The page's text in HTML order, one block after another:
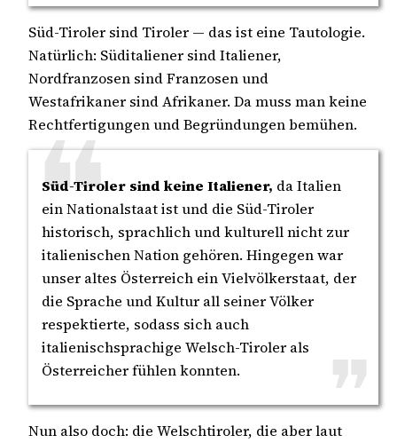
Süd-Tiroler sind Tiroler — das ist eine Tautologie.
Natürlich: Süditaliener sind Italiener,
Nordfranzosen sind Franzosen und
Westafrikaner sind Afrikaner. Da muss man keine
Rechtfertigungen und Begründungen bemühen.
Süd-Tiroler sind keine Italiener, da Italien
ein Nationalstaat ist und die Süd-Tiroler
historisch, sprachlich und kulturell nicht zur
italienischen Nation gehören. Hingegen war
unser altes Österreich ein Vielvölkerstaat, der
die Sprache und Kultur all seiner Völker
respektierte, sodass sich auch
italienischsprachige Welsch-Tiroler als
Österreicher fühlen konnten.
Nun also doch: die Welschtiroler, die aber laut